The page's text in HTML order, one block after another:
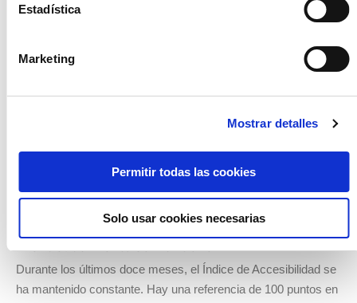
Estadística
Marketing
Mostrar detalles
Permitir todas las cookies
Solo usar cookies necesarias
registrado un año antes, cuando eran necesarios 7,2 años.
comunidad autónoma a partir del cociente entre el valor de
mercado de la vivienda y los ingresos brutos anuales que el
se necesitan más años para poder acceder a una vivienda.
Pero en el último trimestre, tal y como lo recogen los datos, ha
disminuido un 0,5. En el otro extremo nos encontramos con La
Rioja, una región donde es mucho más fácil acceder a la
vivienda con tan sólo 4,9 años.
Durante los últimos doce meses, el Índice de Accesibilidad se
ha mantenido constante. Hay una referencia de 100 puntos en